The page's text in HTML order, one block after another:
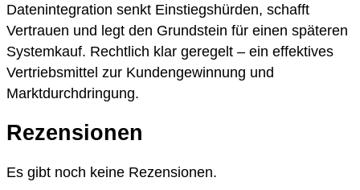
Datenintegration senkt Einstiegshürden, schafft
Vertrauen und legt den Grundstein für einen späteren
Systemkauf. Rechtlich klar geregelt – ein effektives
Vertriebsmittel zur Kundengewinnung und
Marktdurchdringung.
Rezensionen
Es gibt noch keine Rezensionen.